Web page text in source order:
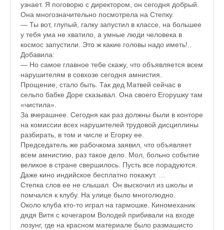
Лучшее видео месяца
Секции настольного тенниса в Пушкинском районе
Куда уходит детство
Это интересно знать
Настольный теннис в Пушкине Санкт — Петербург РПЦ
Босоногое детство мое
Лучшие стихи про детство
РЕЦЕПТЫ
Отечество нам Царское Село.
Тренеры по настольному теннису в Пушкине
узнает. Я поговорю с директором, он сегодня добрый.
Она многозначительно посмотрела на Степку.
— Ты вот, глупый, галку запустил в классе, на большее
у тебя ума не хватило, а умные люди человека в
космос запустили. Это ж какие головы надо иметь!..
Добавила:
— Но самое главное тебе скажу, что объявляется всем
нарушителям в совхозе сегодня амнистия.
Прощение, стало быть. Так дед Матвей сейчас в
сельпо бабке Доре сказывал. Она своего Егорушку там
«чистила».
За вчерашнее. Сегодня как раз должны были в конторе
на комиссии всех нарушителей трудовой дисциплины
разбирать, в том и числе и Егорку ее.
Председатель же рабочкома заявил, что объявляет
всем амнистию, раз такое дело. Мол, больно событие
великое в стране свершилось. Пусть все порадуются.
Даже кино индийское бесплатно покажут. …
Степка слов ее не слышал. Он выскочил из школы и
помчался к клубу. На улице было многолюдно.
Около клуба кто-то играл на гармошке. Киномеханик
дядя Витя с кочегаром Володей прибивали на входе
лозунг, где на красном материале было размашисто